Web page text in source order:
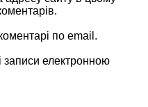
по email.
записи електронною